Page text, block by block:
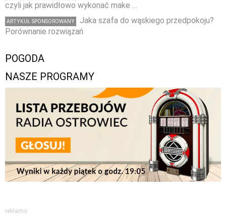
czyli jak prawidłowo wykonać make …
ARTYKUŁ SPONSOROWANY
Jaka szafa do wąskiego przedpokoju?
Porównanie rozwiązań
POGODA
NASZE PROGRAMY
reklama